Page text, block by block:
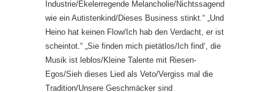
Industrie/Ekelerregende Melancholie/Nichtssagend
wie ein Autistenkind/Dieses Business stinkt.“ „Und
Heino hat keinen Flow/Ich hab den Verdacht, er ist
scheintot.“ „Sie finden mich pietätlos/Ich find‘, die
Musik ist leblos/Kleine Talente mit Riesen-
Egos/Sieh dieses Lied als Veto/Vergiss mal die
Tradition/Unsere Geschmäcker sind